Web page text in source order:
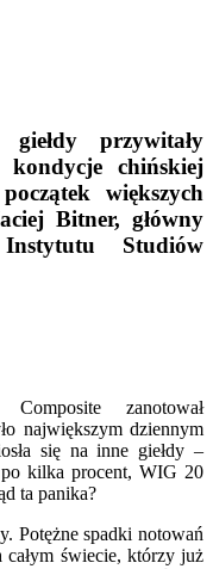
przywitały
chińskiej
większych
Bitner, główny
Instytutu Studiów
zanotował
największym dziennym
się na inne giełdy –
po kilka procent, WIG 20
ta panika?
Potężne spadki notowań
całym świecie, którzy już